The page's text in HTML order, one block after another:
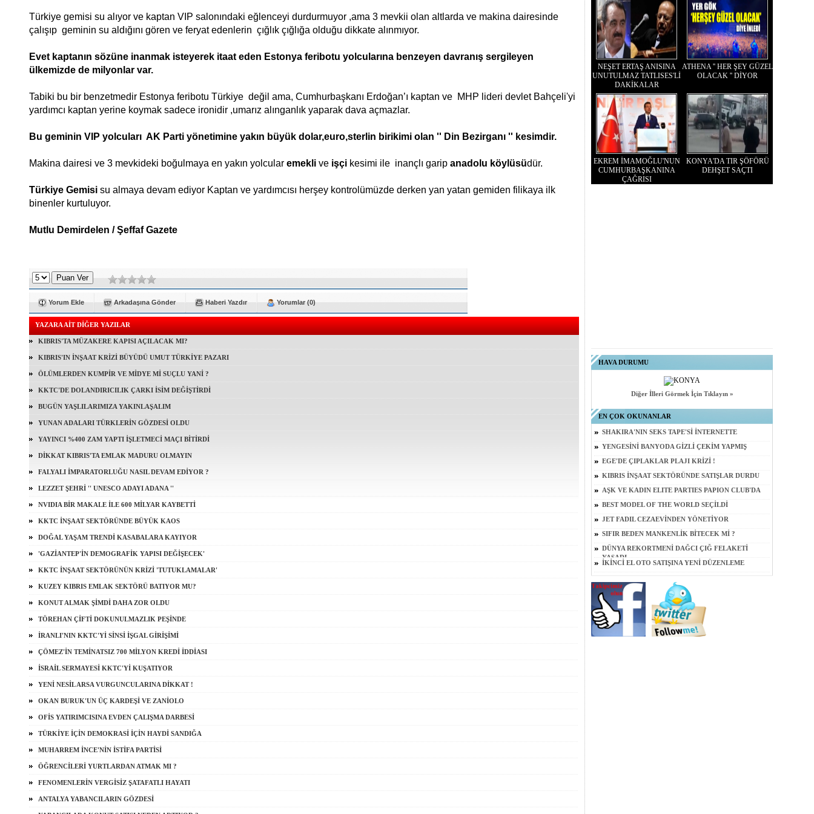
Türkiye gemisi su alıyor ve kaptan VIP salonındaki eğlenceyi durdurmuyor ,ama 3 mevkii olan altlarda ve makina dairesinde
çalışıp geminin su aldığını gören ve feryat edenlerin çığlık çığlığa olduğu dikkate alınmıyor.
Evet kaptanın sözüne inanmak isteyerek itaat eden Estonya feribotu yolcularına benzeyen davranış sergileyen
ülkemizde de milyonlar var.
Tabiki bu bir benzetmedir Estonya feribotu Türkiye değil ama, Cumhurbaşkanı Erdoğan’ı kaptan ve MHP lideri devlet Bahçeli'yi
yardımcı kaptan yerine koymak sadece ironidir ,umarız alınganlık yaparak dava açmazlar.
Bu geminin VIP yolcuları AK Parti yönetimine yakın büyük dolar,euro,sterlin birikimi olan '' Din Bezirganı '' kesimdir.
Makina dairesi ve 3 mevkideki boğulmaya en yakın yolcular emekli ve işçi kesimi ile inançlı garip anadolu köylüsüdür.
Türkiye Gemisi su almaya devam ediyor Kaptan ve yardımcısı herşey kontrolümüzde derken yan yatan gemiden filikaya ilk
binenler kurtuluyor.
Mutlu Demirdelen / Şeffaf Gazete
Yorum Ekle Arkadaşına Gönder Haberi Yazdır Yorumlar (0)
YAZARA AİT DİĞER YAZILAR
KIBRIS'TA MÜZAKERE KAPISI AÇILACAK MI?
KIBRIS'IN İNŞAAT KRİZİ BÜYÜDÜ UMUT TÜRKİYE PAZARI
ÖLÜMLERDEN KUMPİR VE MİDYE Mİ SUÇLU YANİ ?
KKTC'DE DOLANDIRICILIK ÇARKI İSİM DEĞİŞTİRDİ
BUGÜN YAŞLILARIMIZA YAKINLAŞALIM
YUNAN ADALARI TÜRKLERİN GÖZDESİ OLDU
YAYINCI %400 ZAM YAPTI İŞLETMECİ MAÇI BİTİRDİ
DİKKAT KIBRIS'TA EMLAK MADURU OLMAYIN
FALYALI İMPARATORLUĞU NASIL DEVAM EDİYOR ?
LEZZET ŞEHRİ '' UNESCO ADAYI ADANA ''
NVIDIA BİR MAKALE İLE 600 MİLYAR KAYBETTİ
KKTC İNŞAAT SEKTÖRÜNDE BÜYÜK KAOS
DOĞAL YAŞAM TRENDİ KASABALARA KAYIYOR
'GAZİANTEP'İN DEMOGRAFİK YAPISI DEĞİŞECEK'
KKTC İNŞAAT SEKTÖRÜNÜN KRİZİ 'TUTUKLAMALAR'
KUZEY KIBRIS EMLAK SEKTÖRÜ BATIYOR MU?
KONUT ALMAK ŞİMDİ DAHA ZOR OLDU
TÖREHAN ÇİFTİ DOKUNULMAZLIK PEŞİNDE
İRANLI'NIN KKTC'Yİ SİNSİ İŞGAL GİRİŞİMİ
ÇÖMEZ'İN TEMİNATSIZ 700 MİLYON KREDİ İDDİASI
İSRAİL SERMAYESİ KKTC'Yİ KUŞATIYOR
YENİ NESİL ARSA VURGUNCULARINA DİKKAT !
OKAN BURUK'UN ÜÇ KARDEŞİ VE ZANİOLO
OFİS YATIRIMCISINA EVDEN ÇALIŞMA DARBESİ
TÜRKİYE İÇİN DEMOKRASİ İÇİN HAYDİ SANDIĞA
MUHARREM İNCE'NİN İSTİFA PARTİSİ
ÖĞRENCİLERİ YURTLARDAN ATMAK MI ?
FENOMENLERİN VERGİSİZ ŞATAFATLI HAYATI
ANTALYA YABANCILARIN GÖZDESİ
NEŞET ERTAŞ ANISINA
UNUTULMAZ TATLISES'Lİ
DAKİKALAR
ATHENA '' HER ŞEY GÜZEL
OLACAK '' DİYOR
EKREM İMAMOĞLU'NUN
CUMHURBAŞKANINA
ÇAĞRISI
KONYA'DA TIR ŞÖFÖRÜ
DEHŞET SAÇTI
HAVA DURUMU
Diğer İlleri Görmek İçin Tıklayın »
EN ÇOK OKUNANLAR
SHAKIRA'NIN SEKS TAPE'Sİ İNTERNETTE
YENGESİNİ BANYODA GİZLİ ÇEKİM YAPMIŞ
EGE'DE ÇIPLAKLAR PLAJI KRİZİ !
KIBRIS İNŞAAT SEKTÖRÜNDE SATIŞLAR DURDU
AŞK VE KADIN ELITE PARTIES PAPION CLUB'DA
BEST MODEL OF THE WORLD SEÇİLDİ
JET FADIL CEZAEVİNDEN YÖNETİYOR
SIFIR BEDEN MANKENLİK BİTECEK Mİ ?
DÜNYA REKORTMENİ DAĞCI ÇIĞ FELAKETİ
YAŞADI
İKİNCİ EL OTO SATIŞINA YENİ DÜZENLEME